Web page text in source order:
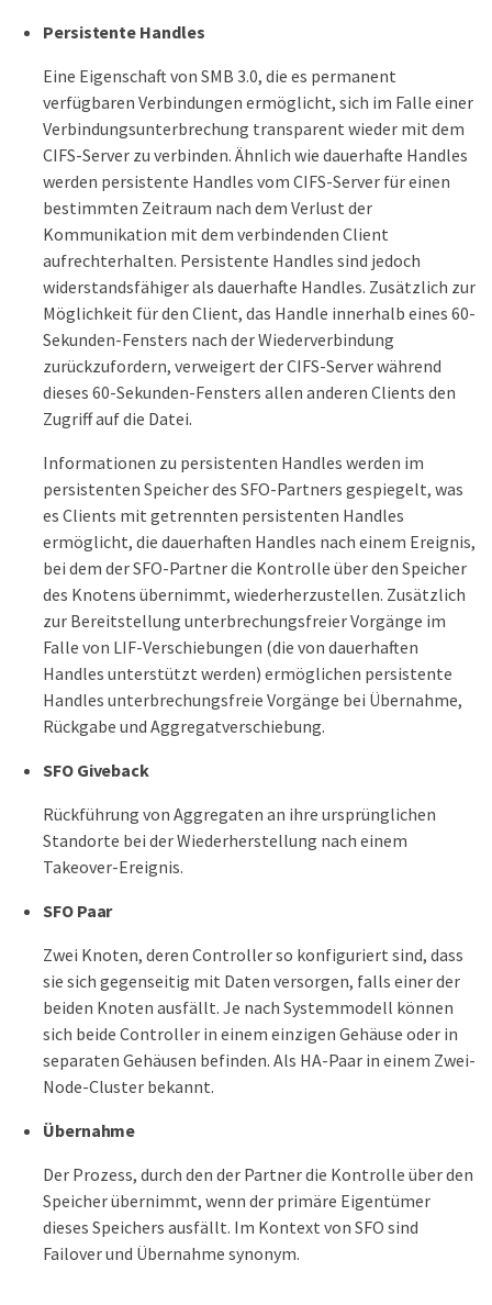
Persistente Handles
Eine Eigenschaft von SMB 3.0, die es permanent
verfügbaren Verbindungen ermöglicht, sich im Falle einer
Verbindungsunterbrechung transparent wieder mit dem
CIFS-Server zu verbinden. Ähnlich wie dauerhafte Handles
werden persistente Handles vom CIFS-Server für einen
bestimmten Zeitraum nach dem Verlust der
Kommunikation mit dem verbindenden Client
aufrechterhalten. Persistente Handles sind jedoch
widerstandsfähiger als dauerhafte Handles. Zusätzlich zur
Möglichkeit für den Client, das Handle innerhalb eines 60-
Sekunden-Fensters nach der Wiederverbindung
zurückzufordern, verweigert der CIFS-Server während
dieses 60-Sekunden-Fensters allen anderen Clients den
Zugriff auf die Datei.
Informationen zu persistenten Handles werden im
persistenten Speicher des SFO-Partners gespiegelt, was
es Clients mit getrennten persistenten Handles
ermöglicht, die dauerhaften Handles nach einem Ereignis,
bei dem der SFO-Partner die Kontrolle über den Speicher
des Knotens übernimmt, wiederherzustellen. Zusätzlich
zur Bereitstellung unterbrechungsfreier Vorgänge im
Falle von LIF-Verschiebungen (die von dauerhaften
Handles unterstützt werden) ermöglichen persistente
Handles unterbrechungsfreie Vorgänge bei Übernahme,
Rückgabe und Aggregatverschiebung.
SFO Giveback
Rückführung von Aggregaten an ihre ursprünglichen
Standorte bei der Wiederherstellung nach einem
Takeover-Ereignis.
SFO Paar
Zwei Knoten, deren Controller so konfiguriert sind, dass
sie sich gegenseitig mit Daten versorgen, falls einer der
beiden Knoten ausfällt. Je nach Systemmodell können
sich beide Controller in einem einzigen Gehäuse oder in
separaten Gehäusen befinden. Als HA-Paar in einem Zwei-
Node-Cluster bekannt.
Übernahme
Der Prozess, durch den der Partner die Kontrolle über den
Speicher übernimmt, wenn der primäre Eigentümer
dieses Speichers ausfällt. Im Kontext von SFO sind
Failover und Übernahme synonym.